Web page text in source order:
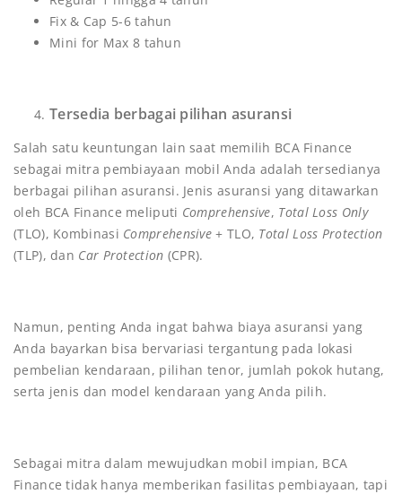
Fix & Cap 5-6 tahun
Mini for Max 8 tahun
Tersedia berbagai pilihan asuransi
Salah satu keuntungan lain saat memilih BCA Finance
sebagai mitra pembiayaan mobil Anda adalah tersedianya
berbagai pilihan asuransi. Jenis asuransi yang ditawarkan
oleh BCA Finance meliputi Comprehensive, Total Loss Only
(TLO), Kombinasi Comprehensive+ TLO, Total Loss Protection
(TLP), dan Car Protection (CPR).
Namun, penting Anda ingat bahwa biaya asuransi yang
Anda bayarkan bisa bervariasi tergantung pada lokasi
pembelian kendaraan, pilihan tenor, jumlah pokok hutang,
serta jenis dan model kendaraan yang Anda pilih.
Sebagai mitra dalam mewujudkan mobil impian, BCA
Finance tidak hanya memberikan fasilitas pembiayaan, tapi